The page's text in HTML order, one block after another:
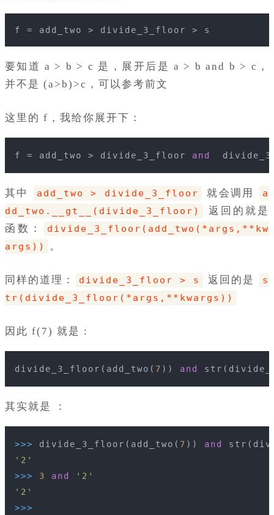
f = add_two > divide_3_floor > s
要知道 a > b > c 是，展开后是 a > b and b > c，
并不是 (a>b)>c，可以参考前文
这里的 f，我给你展开下：
f = add_two > divide_3_floor and
其中 add_two > divide_3_floor 就会调用
a
dd_two.__gt__(divide_3_floor)
返回的就是
函数：
divide_3_floor(add_two(*args,**kw
args))
。
同样的道理： divide_3_floor > s 返回的是
s
tr(divide_3_floor(*args,**kwargs))
因此 f(7) 就是 :
divide_3_floor(add_two( 7 )) and
其实就是 ：
>>> divide_3_floor(add_two( 7 )) and
'2'
>>> 3 and
'2'
'2'
>>>